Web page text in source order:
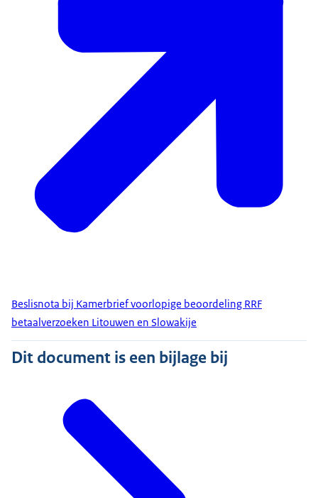
Beslisnota bij Kamerbrief voorlopige beoordeling RRF
betaalverzoeken Litouwen en Slowakije
Dit document is een bijlage bij